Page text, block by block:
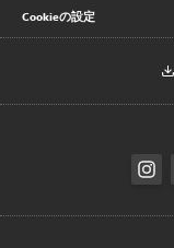
Cookieの設定